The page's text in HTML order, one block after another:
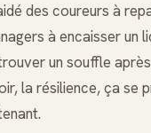
des coureurs à
à encaisser un
un souffle
la résilience, ça se